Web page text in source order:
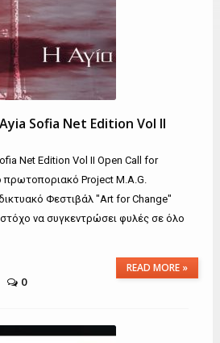
Sofia Net Edition Vol II
Net Edition Vol II Open Call for
πρωτοποριακό Project M.A.G.
Φεστιβάλ "Art for Change"
να συγκεντρώσει φυλές σε όλο
READ MORE »
0